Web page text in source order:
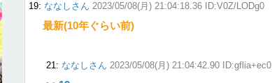
19: ななしさん 2023/05/08(月) 21:04:18.36 ID:V0Z/LODg0
最新(10年ぐらい前)
21: ななしさん 2023/05/08(月) 21:04:42.90 ID:gflia+ec0